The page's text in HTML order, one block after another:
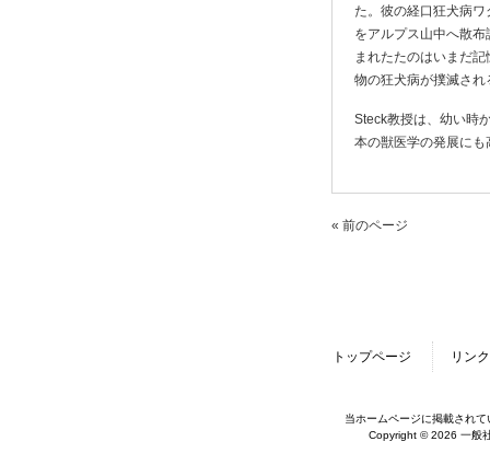
た。彼の経口狂犬病
をアルプス山中へ散
まれたたのはいまだ
物の狂犬病が撲滅さ
Steck教授は、幼い時
本の獣医学の発展に
« 前のページ
トップページ リンク
当ホームページに掲載され
Copyright © 2026 一般